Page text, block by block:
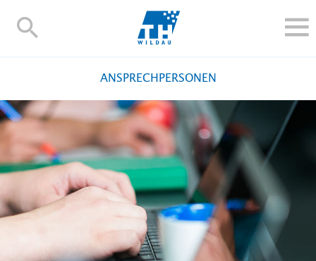
TH-
FORSCHUNG UND TRANSFER
HOCHSCHULE
INTERNATIONAL
BESCHÄFTIGTE
Kontakt und Anfahrt Webmail Moodle
TH Online-Portal Personensuche English
ANSPRECHPERSONEN